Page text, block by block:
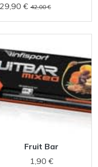
29,90 € 42,00 €
Fruit Bar
1,90 €